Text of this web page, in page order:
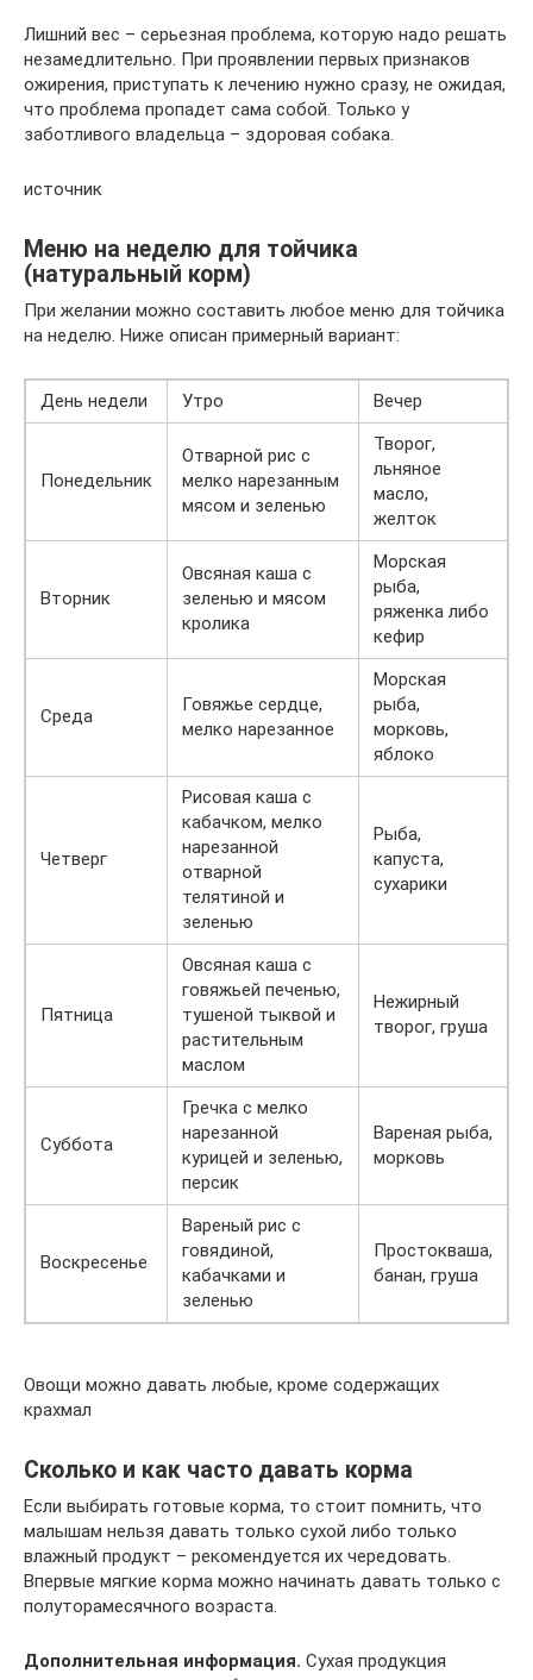
Лишний вес – серьезная проблема, которую надо решать
незамедлительно. При проявлении первых признаков
ожирения, приступать к лечению нужно сразу, не ожидая,
что проблема пропадет сама собой. Только у
заботливого владельца – здоровая собака.
источник
Меню на неделю для тойчика
(натуральный корм)
При желании можно составить любое меню для тойчика
на неделю. Ниже описан примерный вариант:
День недели Утро Вечер
Понедельник
Отварной рис с
мелко нарезанным
мясом и зеленью
Творог,
льняное
масло,
желток
Вторник
Овсяная каша с
зеленью и мясом
кролика
Морская
рыба,
ряженка либо
кефир
Среда
Говяжье сердце,
мелко нарезанное
Морская
рыба,
морковь,
яблоко
Четверг
Рисовая каша с
кабачком, мелко
нарезанной
отварной
телятиной и
зеленью
Рыба,
капуста,
сухарики
Пятница
Овсяная каша с
говяжьей печенью,
тушеной тыквой и
растительным
маслом
Нежирный
творог, груша
Суббота
Гречка с мелко
нарезанной
курицей и зеленью,
персик
Вареная рыба,
морковь
Воскресенье
Вареный рис с
говядиной,
кабачками и
зеленью
Простокваша,
банан, груша
Овощи можно давать любые, кроме содержащих
крахмал
Сколько и как часто давать корма
Если выбирать готовые корма, то стоит помнить, что
малышам нельзя давать только сухой либо только
влажный продукт – рекомендуется их чередовать.
Впервые мягкие корма можно начинать давать только с
полуторамесячного возраста.
Дополнительная информация. Сухая продукция